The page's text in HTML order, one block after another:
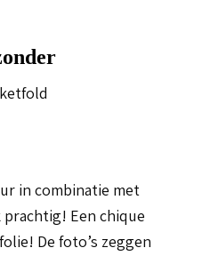
in combinatie met
Een chique
De foto’s zeggen